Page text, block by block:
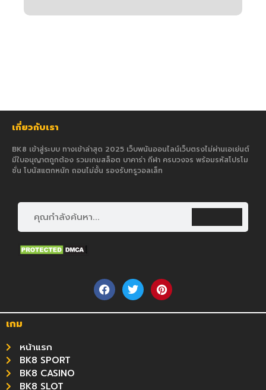
เกี่ยวกับเรา
BK8 เข้าสู่ระบบ ทางเข้าล่าสุด 2025 เว็บพนันออนไลน์เว็บตรงไม่ผ่านเอเย่นต์
มีใบอนุญาตถูกต้อง รวมเกมสล็อต บาคาร่า กีฬา ครบวงจร พร้อมรหัสโปรโม
ชั่น โบนัสแตกหนัก ถอนไม่อั้น รองรับทรูวอลเล็ท
เกม
หน้าแรก
BK8 SPORT
BK8 CASINO
BK8 SLOT